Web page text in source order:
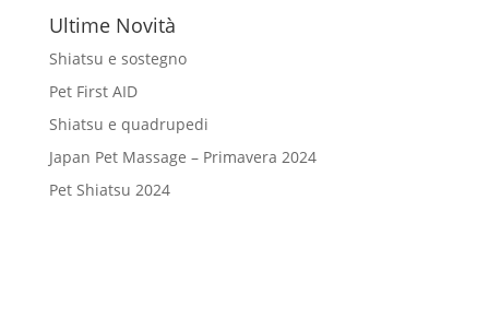
Ultime Novità
Shiatsu e sostegno
Pet First AID
Shiatsu e quadrupedi
Japan Pet Massage – Primavera 2024
Pet Shiatsu 2024